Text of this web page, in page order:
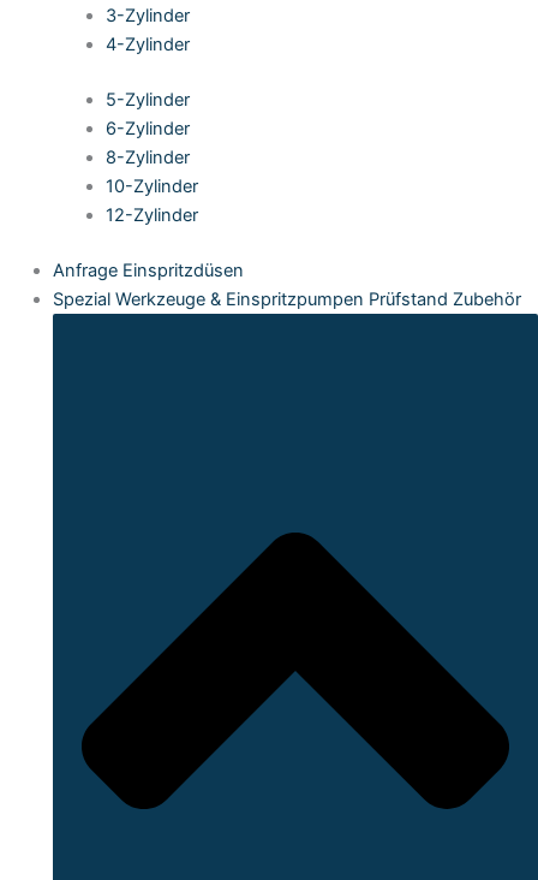
3-Zylinder
4-Zylinder
5-Zylinder
6-Zylinder
8-Zylinder
10-Zylinder
12-Zylinder
Anfrage Einspritzdüsen
Spezial Werkzeuge & Einspritzpumpen Prüfstand Zubehör